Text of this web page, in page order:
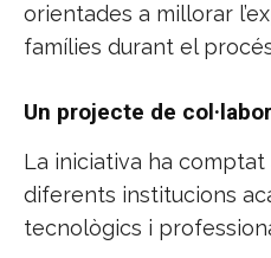
orientades a millorar
famílies durant el
Un projecte de
La iniciativa ha
diferents institucions
tecnològics i